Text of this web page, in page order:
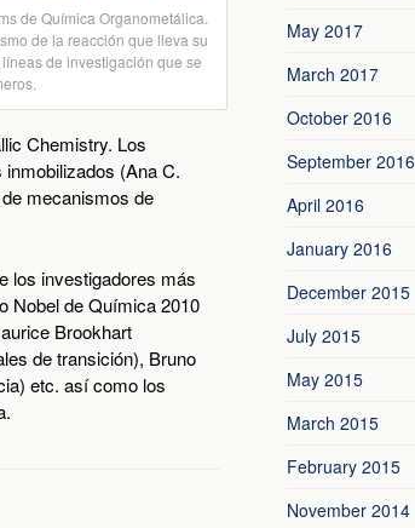
de Química Organometálica.
de la reacción que lleva su
de investigación que se
Chemistry. Los
(Ana C.
mecanismos de
los investigadores más
Nobel de Química 2010
Brookhart
de transición), Bruno
etc. así como los
May 2017
March 2017
October 2016
September 2016
April 2016
January 2016
December 2015
July 2015
May 2015
March 2015
February 2015
November 2014